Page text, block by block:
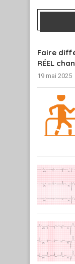
Faire
RÉEL
19 mai 2025